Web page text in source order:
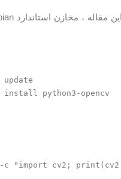
update